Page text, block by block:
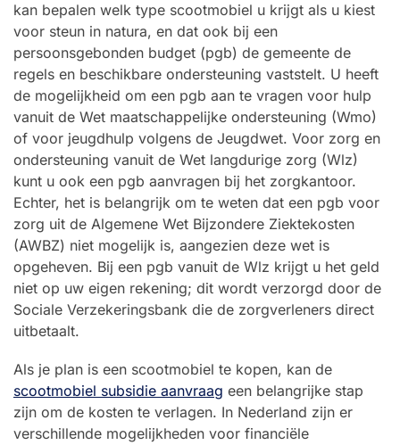
kan bepalen welk type scootmobiel u krijgt als u kiest
voor steun in natura, en dat ook bij een
persoonsgebonden budget (pgb) de gemeente de
regels en beschikbare ondersteuning vaststelt. U heeft
de mogelijkheid om een pgb aan te vragen voor hulp
vanuit de Wet maatschappelijke ondersteuning (Wmo)
of voor jeugdhulp volgens de Jeugdwet. Voor zorg en
ondersteuning vanuit de Wet langdurige zorg (Wlz)
kunt u ook een pgb aanvragen bij het zorgkantoor.
Echter, het is belangrijk om te weten dat een pgb voor
zorg uit de Algemene Wet Bijzondere Ziektekosten
(AWBZ) niet mogelijk is, aangezien deze wet is
opgeheven. Bij een pgb vanuit de Wlz krijgt u het geld
niet op uw eigen rekening; dit wordt verzorgd door de
Sociale Verzekeringsbank die de zorgverleners direct
uitbetaalt.
Als je plan is een scootmobiel te kopen, kan de
scootmobiel subsidie aanvraag een belangrijke stap
zijn om de kosten te verlagen. In Nederland zijn er
verschillende mogelijkheden voor financiële